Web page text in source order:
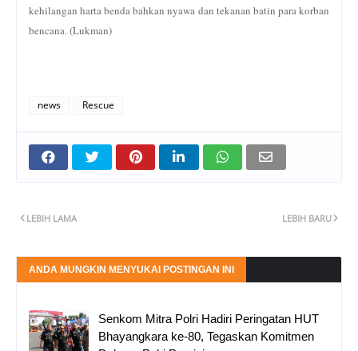
kehilangan harta benda bahkan nyawa dan tekanan batin para korban
bencana. (Lukman)
news Rescue
LEBIH BARU
LEBIH LAMA
ANDA MUNGKIN MENYUKAI POSTINGAN INI
Senkom Mitra Polri Hadiri Peringatan HUT
Bhayangkara ke-80, Tegaskan Komitmen